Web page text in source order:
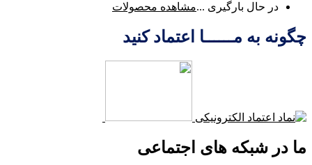
در حال بارگیری ...مشاهده محصولات
چگونه به مــــــا اعتماد کنید
ما در شبکه های اجتماعی